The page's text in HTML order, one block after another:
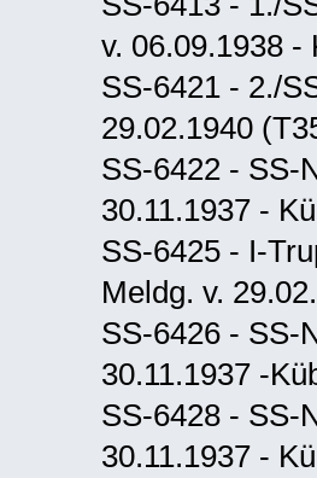
v. 06.09.1938 -
SS-6421 - 2./
29.02.1940
SS-6422 - SS-
30.11.1937 -
SS-6425 - I-
Meldg. v.
SS-6426 - SS-
30.11.1937 -
SS-6428 - SS-
30.11.1937 -